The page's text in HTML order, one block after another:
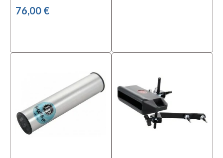
76,00 €